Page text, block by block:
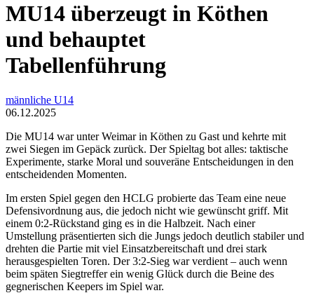
MU14 überzeugt in Köthen
und behauptet
Tabellenführung
männliche U14
06.12.2025
Die MU14 war unter Weimar in Köthen zu Gast und kehrte mit
zwei Siegen im Gepäck zurück. Der Spieltag bot alles: taktische
Experimente, starke Moral und souveräne Entscheidungen in den
entscheidenden Momenten.
Im ersten Spiel gegen den HCLG probierte das Team eine neue
Defensivordnung aus, die jedoch nicht wie gewünscht griff. Mit
einem 0:2-Rückstand ging es in die Halbzeit. Nach einer
Umstellung präsentierten sich die Jungs jedoch deutlich stabiler und
drehten die Partie mit viel Einsatzbereitschaft und drei stark
herausgespielten Toren. Der 3:2-Sieg war verdient – auch wenn
beim späten Siegtreffer ein wenig Glück durch die Beine des
gegnerischen Keepers im Spiel war.